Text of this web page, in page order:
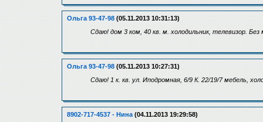
Ольга 93-47-98 (05.11.2013 10:31:13)
Сдаю! дом 3 ком, 40 кв. м. холодильник, телевизор. Без
Ольга 93-47-98 (05.11.2013 10:27:31)
Сдаю! 1 к. кв. ул. Иподромная, 6/9 К. 22/19/7 мебель,
8902-717-4537 - Нина (04.11.2013 19:29:58)